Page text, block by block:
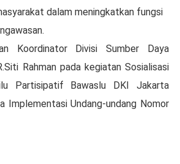
dalam meningkatkan fungsi
Koordinator Divisi Sumber Daya
Rahman pada kegiatan Sosialisasi
Partisipatif Bawaslu DKI Jakarta
Implementasi Undang-undang Nomor